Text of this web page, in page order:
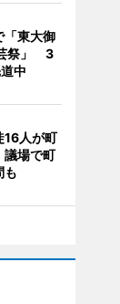
「東大御
祭」 3
中
16人が町
場で町
も